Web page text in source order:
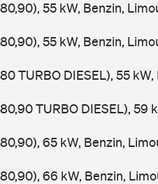
55 kW, Benzin,
55 kW, Benzin,
TURBO DIESEL), 55
TURBO DIESEL), 59
65 kW, Benzin,
66 kW, Benzin,